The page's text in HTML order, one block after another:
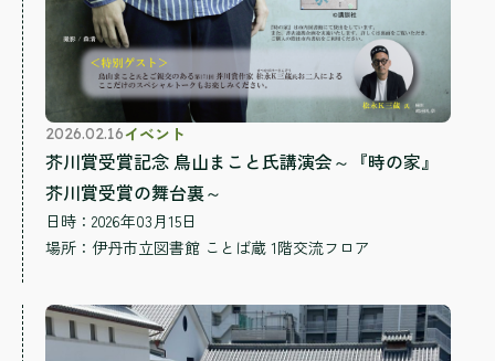
2026.02.16イベント
芥川賞受賞記念 鳥山まこと氏講演会～『時の家』
芥川賞受賞の舞台裏～
日時：2026年03月15日
場所： 伊丹市立図書館 ことば蔵 1階交流フロア